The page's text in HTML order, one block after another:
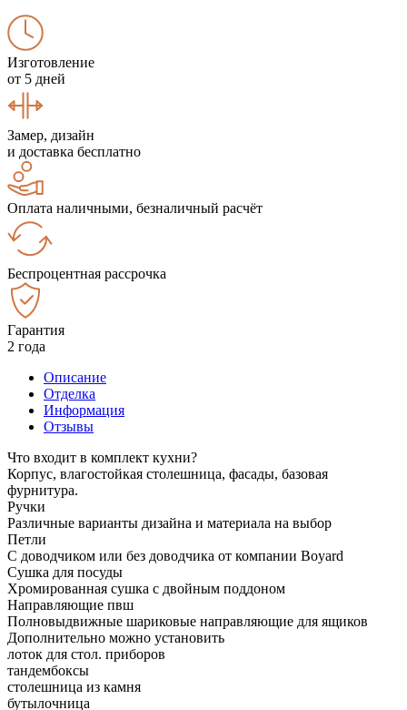
Изготовление
от 5 дней
Замер, дизайн
и доставка бесплатно
Оплата наличными, безналичный расчёт
Беспроцентная рассрочка
Гарантия
2 года
Описание
Отделка
Информация
Отзывы
Что входит в комплект кухни?
Корпус, влагостойкая столешница, фасады, базовая
фурнитура.
Ручки
Различные варианты дизайна и материала на выбор
Петли
С доводчиком или без доводчика от компании Boyard
Сушка для посуды
Хромированная сушка с двойным поддоном
Направляющие пвш
Полновыдвижные шариковые направляющие для ящиков
Дополнительно можно установить
лоток для стол. приборов
тандембоксы
столешница из камня
бутылочница